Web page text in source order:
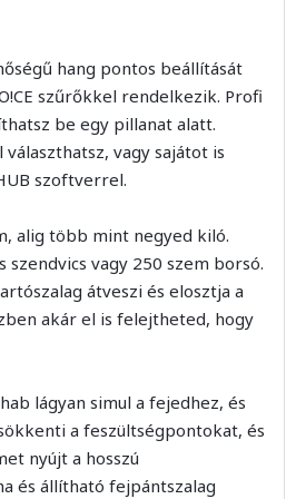
hang pontos beállítását
szűrőkkel rendelkezik. Profi
be egy pillanat alatt.
vagy sajátot is
szoftverrel.
alig több mint negyed kiló.
szendvics vagy 250 szem borsó.
átveszi és elosztja a
akár el is felejtheted, hogy
lágyan simul a fejedhez, és
a feszültségpontokat, és
nyújt a hosszú
és állítható fejpántszalag